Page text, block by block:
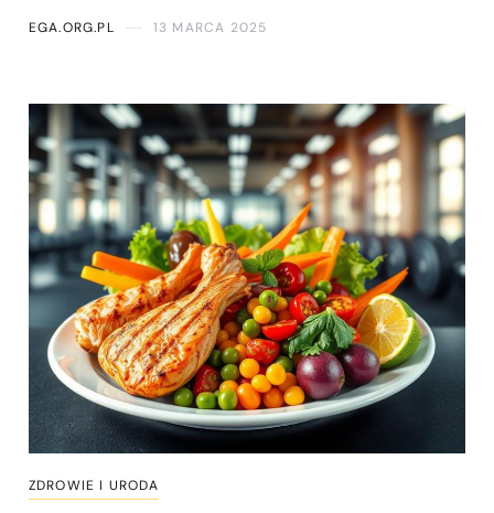
EGA.ORG.PL 13 MARCA 2025
ZDROWIE I URODA